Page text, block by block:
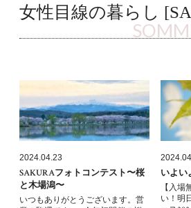
女性目線の暮らし
2024.04.23
SAKURAフォトコンテスト〜桜
と木場潟〜
いつもありがとうございます。営
いよい
【入
い！明